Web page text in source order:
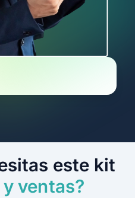
este kit
ventas?